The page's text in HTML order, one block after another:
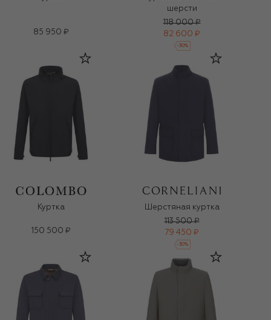
85 950 ₽
шерсти
118 000 ₽
82 600 ₽
-30%
Куртка
150 500 ₽
Шерстяная куртка
113 500 ₽
79 450 ₽
-30%